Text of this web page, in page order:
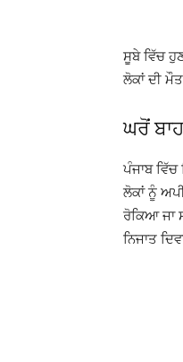
ਸੂਬੇ ਵਿੱਚ
ਲੋਕਾਂ ਦੀ
ਘਰੋਂ
ਪੰਜਾਬ
ਲੋਕਾਂ ਨੂੰ
ਰੋਕਿਆ ਜਾ
ਨਿਜਾਤ